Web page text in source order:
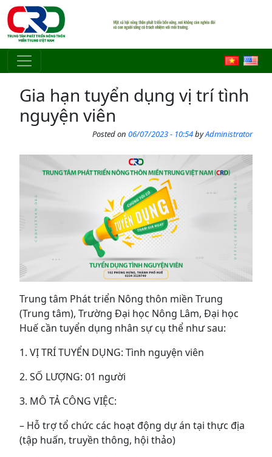
Skip to main content
Gia hạn tuyển dụng vị trí tình
nguyện viên
Posted on 06/07/2023 - 10:54byAdministrator
Trung tâm Phát triển Nông thôn miền Trung
(Trung tâm), Trường Đại học Nông Lâm, Đại học
Huế cần tuyển dụng nhân sự cụ thể như sau:
1. VỊ TRÍ TUYỂN DỤNG: Tình nguyện viên
2. SỐ LƯỢNG: 01 người
3. MÔ TẢ CÔNG VIỆC:
– Hỗ trợ tổ chức các hoạt động dự án tại thực địa
(tập huấn, truyền thông, hội thảo)